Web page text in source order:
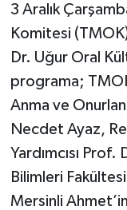
3 Aralık
Komitesi
Dr. Uğur Oral
programa;
Anma ve
Necdet Ayaz,
Yardımcısı
Bilimleri
Mersinli